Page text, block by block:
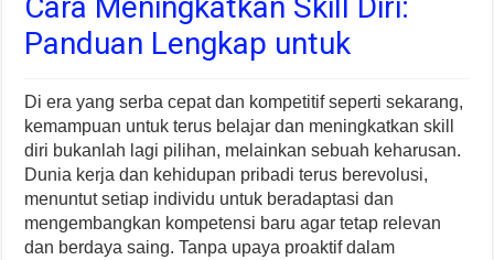
Panduan Lengkap untuk
Di era yang serba cepat dan kompetitif seperti sekarang,
kemampuan untuk terus belajar dan meningkatkan skill
diri bukanlah lagi pilihan, melainkan sebuah keharusan.
Dunia kerja dan kehidupan pribadi terus berevolusi,
menuntut setiap individu untuk beradaptasi dan
mengembangkan kompetensi baru agar tetap relevan
dan berdaya saing. Tanpa upaya proaktif dalam